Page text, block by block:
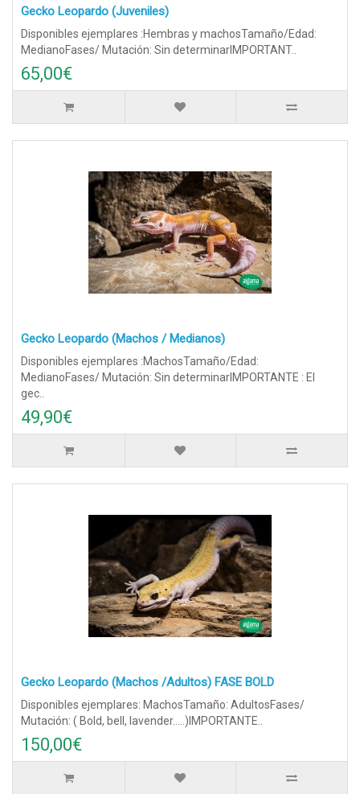
Gecko Leopardo (Juveniles)
Disponibles ejemplares :Hembras y machosTamaño/Edad:
MedianoFases/ Mutación: Sin determinarIMPORTANT..
65,00€
Gecko Leopardo (Machos / Medianos)
Disponibles ejemplares :MachosTamaño/Edad:
MedianoFases/ Mutación: Sin determinarIMPORTANTE : El
gec..
49,90€
Gecko Leopardo (Machos /Adultos) FASE BOLD
Disponibles ejemplares: MachosTamaño: AdultosFases/
Mutación: ( Bold, bell, lavender.....)IMPORTANTE..
150,00€